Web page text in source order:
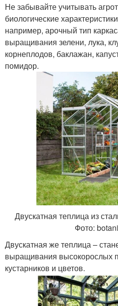
Не забывайте учитывать
биологические
например, арочный тип
выращивания зелени, лука,
корнеплодов, баклажан,
помидор.
Двускатная теплица из
Фото:
Двускатная же теплица –
выращивания высокорослых
кустарников и цветов.